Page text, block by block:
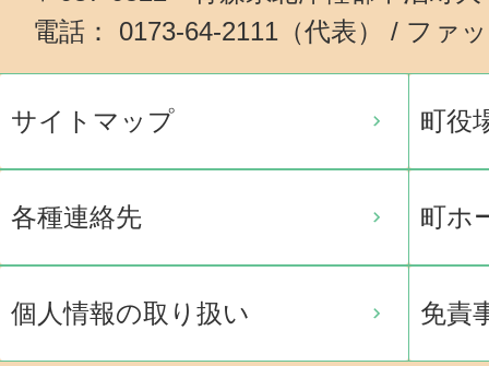
電話： 0173-64-2111（代表） / ファ
サイトマップ 町役
各種連絡先 町ホ
個人情報の取り扱い 免責